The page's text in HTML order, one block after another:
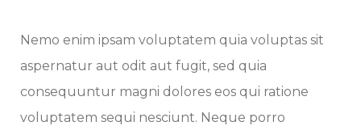
Nemo enim ipsam voluptatem quia voluptas sit
aspernatur aut odit aut fugit, sed quia
consequuntur magni dolores eos qui ratione
voluptatem sequi nesciunt. Neque porro